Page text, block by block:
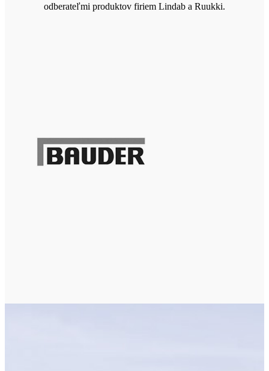
odberateľmi produktov firiem Lindab a Ruukki.